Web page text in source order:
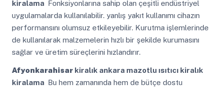
kiralama Fonksiyonlarına sahip olan çeşitli endüstriyel
uygulamalarda kullanılabilir. yanlış yakıt kullanımı cihazın
performansını olumsuz etkileyebilir. Kurutma işlemlerinde
de kullanılarak malzemelerin hızlı bir şekilde kurumasını
sağlar ve üretim süreçlerini hızlandırır.
Afyonkarahisarkiralık ankara mazotlu ısıtıcı kiralık
kiralama Bu hem zamanında hem de bütçe dostu